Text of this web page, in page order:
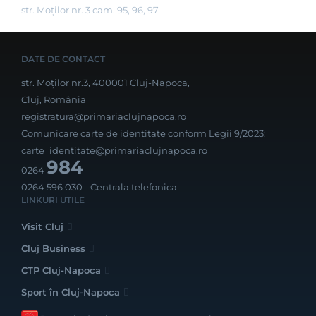
str. Moților nr. 3 cam. 95, 96, 97
DATE DE CONTACT
str. Moților nr.3, 400001 Cluj-Napoca,
Cluj, România
registratura@primariaclujnapoca.ro
Comunicare carte de identitate conform Legii 9/2023:
carte_identitate@primariaclujnapoca.ro
0264984
0264 596 030 - Centrala telefonica
LINKURI UTILE
Visit Cluj
Cluj Business
CTP Cluj-Napoca
Sport în Cluj-Napoca